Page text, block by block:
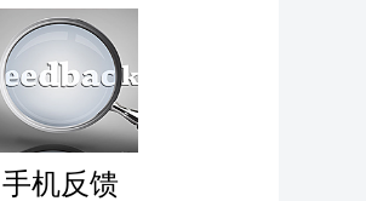
手机反馈